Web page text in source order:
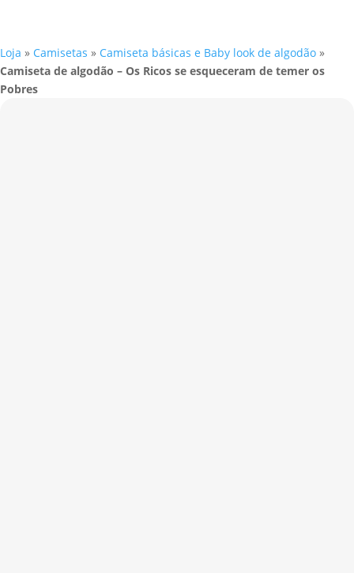
Loja » Camisetas » Camiseta básicas e Baby look de algodão »
Camiseta de algodão – Os Ricos se esqueceram de temer os
Pobres